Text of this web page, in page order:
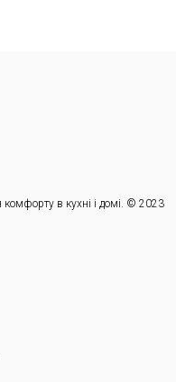
в кухні і домі. © 2023